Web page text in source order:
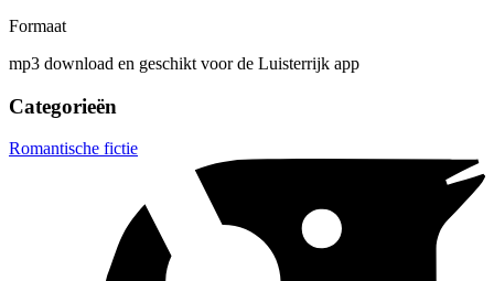
Formaat
mp3 download en geschikt voor de Luisterrijk app
Categorieën
Romantische fictie